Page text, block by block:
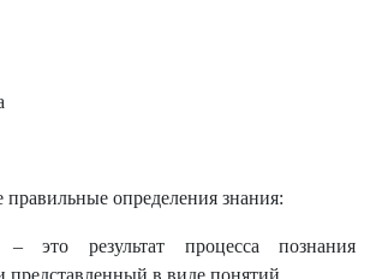
определения знания:
это результат процесса познания
представленный в виде понятий